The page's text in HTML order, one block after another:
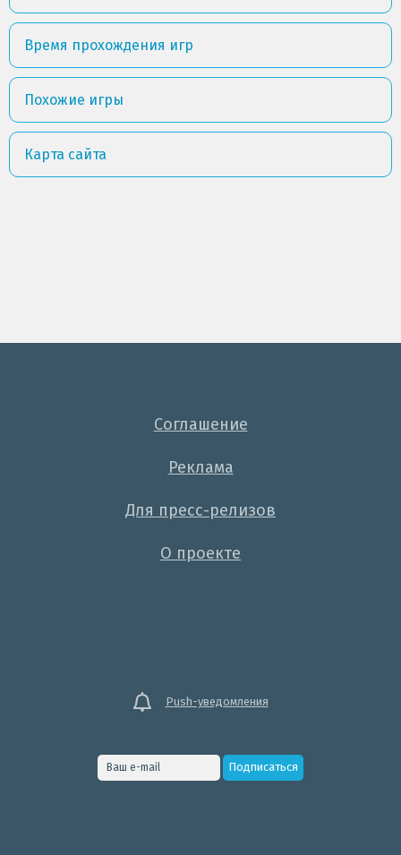
Время прохождения игр
Похожие игры
Карта сайта
Соглашение
Реклама
Для пресс-релизов
О проекте
Push-уведомления